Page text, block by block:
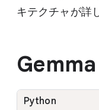
キテクチャが詳
Python